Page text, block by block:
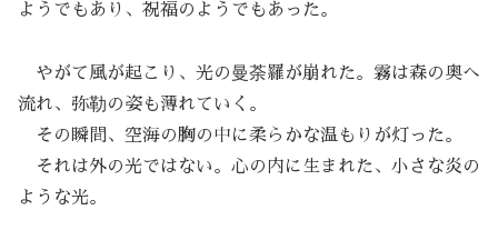
ようでもあり、祝福のようでもあった。
やがて風が起こり、光の曼荼羅が崩れた。霧は森の奥へ
流れ、弥勒の姿も薄れていく。
その瞬間、空海の胸の中に柔らかな温もりが灯った。
それは外の光ではない。心の内に生まれた、小さな炎の
ような光。